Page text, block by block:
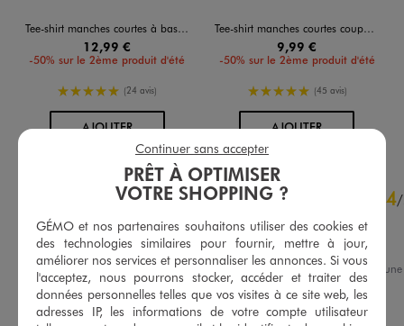
Tee-shirt manches courtes à basque et liens à nouer femme
12,99 €
-50% sur le 2ème produit d'été
5/5 de moyenne
(24 avis)
AJOUTERAU PANIER
Tee-shirt manches courtes coupe ample avec motif sur l’avant femme
9,99 €
-50% sur le 2ème produit d'été
5/5 de moyenne
(45 avis)
AJOUTERAU PANIER
4.6/5
Basé sur32
avis soumis à un
contrôle
Voir tous les avis sur ce site
4/
confortable
Avis du02/08/2026 , suite à
03/07/2026 parSylvie O.
Utile(0) Signaler
PRÊT À OPTIMISER
VOTRE SHOPPING ?
GÉMO et nos partenaires souhaitons utiliser des cookies et
des technologies similaires pour fournir, mettre à jour,
améliorer nos services et personnaliser les annonces. Si vous
l'acceptez, nous pourrons stocker, accéder et traiter des
données personnelles telles que vos visites à ce site web, les
adresses IP, les informations de votre compte utilisateur
Continuer sans accepter